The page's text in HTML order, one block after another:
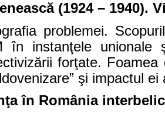
(1924 –
problemei.
în instanţele unionale
forţate.
şi impactul
în România